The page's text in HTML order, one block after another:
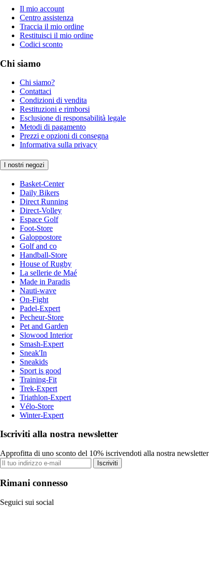
Il mio account
Centro assistenza
Traccia il mio ordine
Restituisci il mio ordine
Codici sconto
Chi siamo
Chi siamo?
Contattaci
Condizioni di vendita
Restituzioni e rimborsi
Esclusione di responsabilità legale
Metodi di pagamento
Prezzi e opzioni di consegna
Informativa sulla privacy
I nostri negozi
Basket-Center
Daily Bikers
Direct Running
Direct-Volley
Espace Golf
Foot-Store
Galoppostore
Golf and co
Handball-Store
House of Rugby
La sellerie de Maé
Made in Paradis
Nauti-wave
On-Fight
Padel-Expert
Pecheur-Store
Pet and Garden
Slowood Interior
Smash-Expert
Sneak'In
Sneakids
Sport is good
Training-Fit
Trek-Expert
Triathlon-Expert
Vélo-Store
Winter-Expert
Iscriviti alla nostra newsletter
Approfitta di uno sconto del 10% iscrivendoti alla nostra newsletter
Iscriviti
Rimani connesso
Seguici sui social